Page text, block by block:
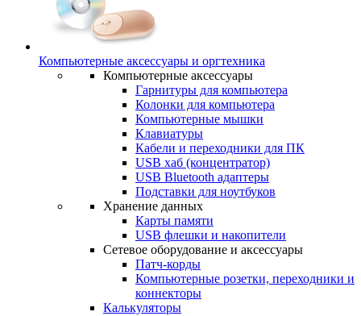
Компьютерные аксессуары и оргтехника
Компьютерные аксессуары
Гарнитуры для компьютера
Колонки для компьютера
Компьютерные мышки
Клавиатуры
Кабели и переходники для ПК
USB хаб (концентратор)
USB Bluetooth адаптеры
Подставки для ноутбуков
Хранение данных
Карты памяти
USB флешки и накопители
Сетевое оборудование и аксессуары
Патч-корды
Компьютерные розетки, переходники и
коннекторы
Калькуляторы